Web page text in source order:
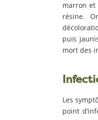
marron et
résine.
puis
mort des
Les
point